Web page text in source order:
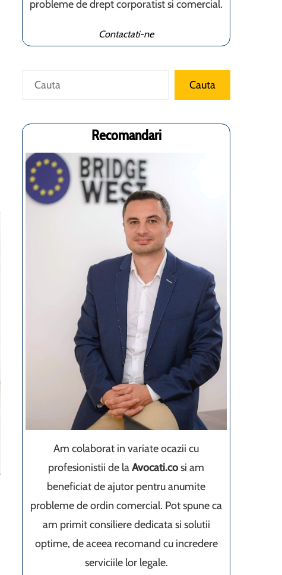
probleme de drept corporatist si comercial.
Contactati-ne
Caută Cauta
Recomandari
Am colaborat in variate ocazii cu
profesionistii de laAvocati.cosi am
beneficiat de ajutor pentru anumite
probleme de ordin comercial. Pot spune ca
am primit consiliere dedicata si solutii
optime, de aceea recomand cu incredere
serviciile lor legale.